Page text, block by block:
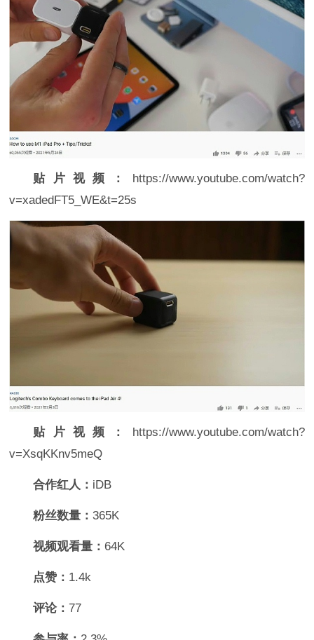
贴片视频： https://www.youtube.com/watch?
v=xadedFT5_WE&t=25s
贴片视频： https://www.youtube.com/watch?
v=XsqKKnv5meQ
合作红人： iDB
粉丝数量：365K
视频观看量： 64K
点赞： 1.4k
评论： 77